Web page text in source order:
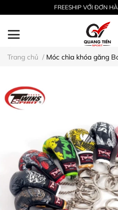
FREESHIP VỚI ĐƠN
Trang chủ / Móc chìa khóa găng